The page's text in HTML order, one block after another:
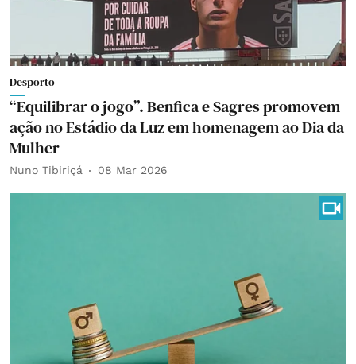
Desporto
“Equilibrar o jogo”. Benfica e Sagres promovem
ação no Estádio da Luz em homenagem ao Dia da
Mulher
Nuno Tibiriçá 08 Mar 2026